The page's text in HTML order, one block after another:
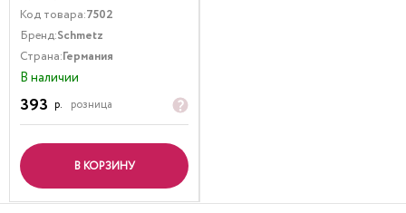
Код товара:7502
Бренд:Schmetz
Страна:Германия
В наличии
393 р. розница
В КОРЗИНУ